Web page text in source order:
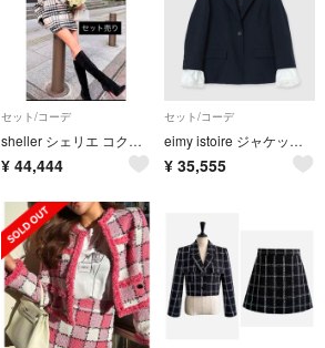
セット/コーデ
sheller シェリエ コクーンシャギージャケット＆キュロット セットアップ
¥ 44,444
セット/コーデ
eimy istoire ジャケット&ミニスカートセット
¥ 35,555